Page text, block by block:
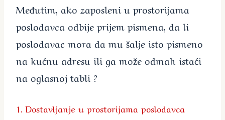
Međutim, ako zaposleni u prostorijama
poslodavca odbije prijem pismena, da li
poslodavac mora da mu šalje isto pismeno
na kućnu adresu ili ga može odmah istaći
na oglasnoj tabli ?
1. Dostavljanje u prostorijama poslodavca